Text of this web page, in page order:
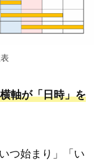
横軸が「日時」を
つ始まり」「い